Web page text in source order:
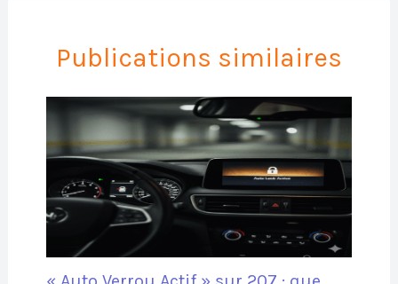
Publications similaires